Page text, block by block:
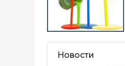
Новости